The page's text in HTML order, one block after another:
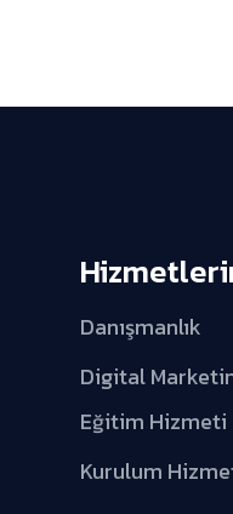
Danışmanlık
Digital
Eğitim Hizmeti
Kurulum